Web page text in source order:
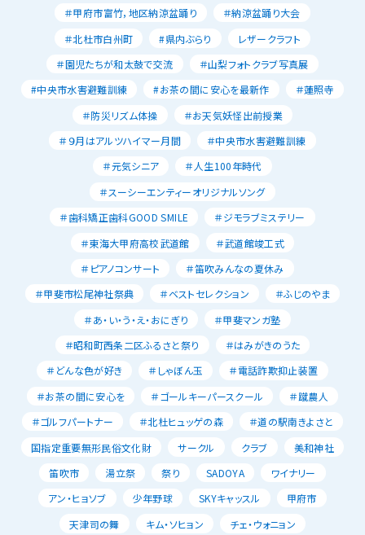
＃甲府市富竹，地区納涼盆踊り
＃納涼盆踊り大会
＃北杜市白州町
#県内ぶらり
レザークラフト
＃園児たちが和太鼓で交流
＃山梨フォトクラブ写真展
#中央市水害避難訓練
#お茶の間に安心を最新作
＃蓮照寺
＃防災リズム体操
＃お天気妖怪出前授業
＃９月はアルツハイマー月間
＃中央市水害避難訓練
＃元気シニア
＃人生100年時代
＃スーシーエンティーオリジナルソング
＃歯科矯正歯科GOOD SMILE
＃ジモラブミステリー
＃東海大甲府高校武道館
＃武道館竣工式
＃ピアノコンサート
＃笛吹みんなの夏休み
＃甲斐市松尾神社祭典
＃ベストセレクション
＃ふじのやま
＃あ・い・う・え・おにぎり
＃甲斐マンガ塾
＃昭和町西条二区ふるさと祭り
＃はみがきのうた
＃どんな色が好き
＃しゃぼん玉
＃電話詐欺抑止装置
＃お茶の間に安心を
＃ゴールキーパースクール
＃蹴農人
＃ゴルフパートナー
＃北杜ヒュッゲの森
＃道の駅南きよさと
国指定重要無形民俗文化財
サークル クラブ
美和神社
笛吹市
湯立祭 祭り SADOYA
ワイナリー
アン・ヒョソブ
少年野球 SKYキャッスル
甲府市
天津司の舞
キム・ソヒョン
チェ・ウォニョン